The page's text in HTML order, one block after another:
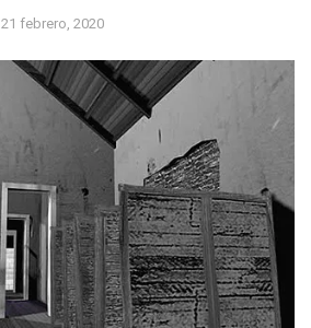
21 febrero, 2020